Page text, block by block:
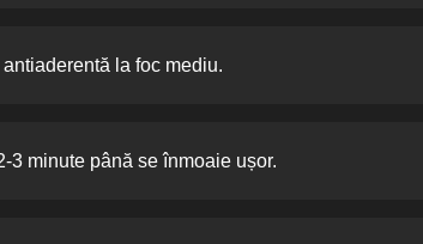
la foc mediu.
minute până se înmoaie ușor.